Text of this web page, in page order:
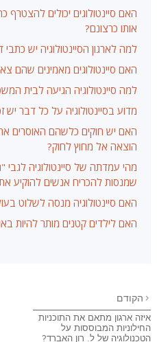
האם סיינטולוגים יכולים להצטרף
אותו כרצונם?
למה לארגון הסיינטולוגיה יש כתבי
האם סיינטולוגים מאמינים שהם
למה סיינטולוגיה הגיעה לבית
מדוע בסיינטולוגיה על כל דבר יש
האם יש חוקים כלשהם האוסרים את
הוצאה אל מחוץ לחוק?
מהי עמדתה של סיינטולוגיה לגבי
שמנסות להכריח אנשים להוקיע
האם סיינטולוגיה מנסה לשלוט
האם לילדים קטנים מותר להיות
הקודם
איזה ארגון מתאם את התוכניות
החילוניות המבוססות על
הטכנולוגיה של ל. רון האברד?